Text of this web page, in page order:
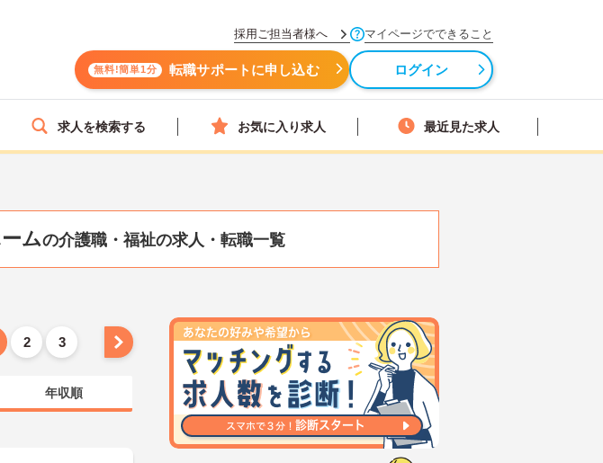
採用ご担当者様へ マイページでできること
無料!簡単1分 転職サポートに申し込む ログイン
求人を検索する お気に入り求人 最近見た求人
ムの介護職・福祉の求人・転職一覧
2 3
年収順